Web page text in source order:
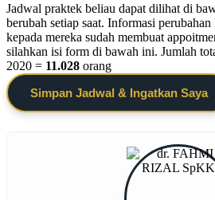
Jadwal praktek beliau dapat dilihat di
berubah setiap saat. Informasi
kepada mereka sudah membuat
silahkan isi form di bawah ini. Jumlah
2020 = 11.028 orang
Simpan Jadwal & Ingatkan Saya